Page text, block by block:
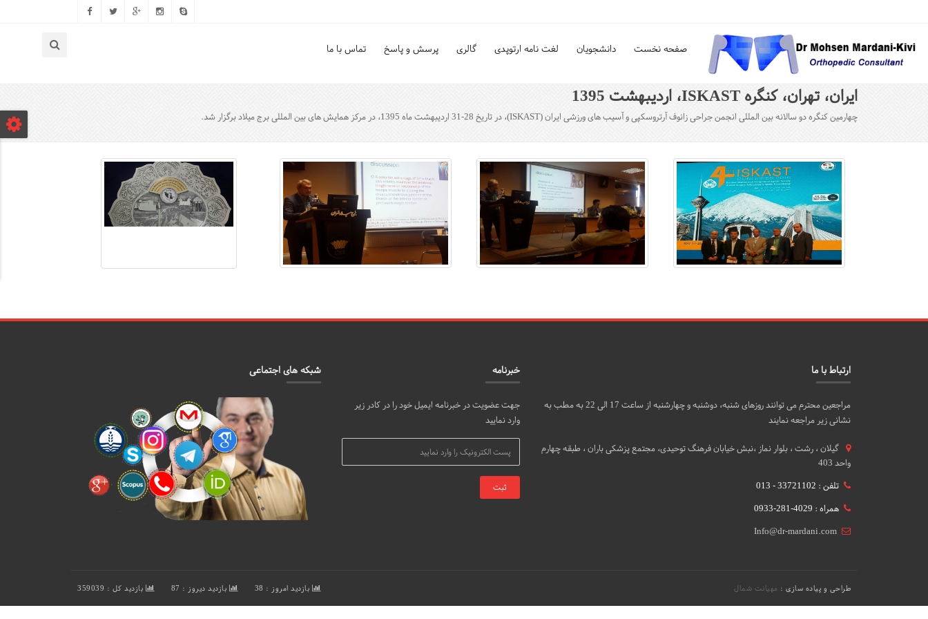
صفحه نخست دانشجویان لغت نامه ارتوپدی گالری پرسش و پاسخ تماس با ما
ایران، تهران، کنگره ISKAST، اردیبهشت 1395
چهارمین کنگره دو سالانه بین المللی انجمن جراحی زانوف آرتروسکپی و آسیب های ورزشی ایران (ISKAST)، در تاریخ 28-31 اردیبهشت ماه 1395، در مرکز همایش های بین المللی برج میلاد برگزار شد.
ارتباط با ما
مراجعین محترم می توانند روزهای شنبه، دوشنبه و چهارشنبه از ساعت 17 الی 22 به مطب به
نشانی زیر مراجعه نمایند
گيلان ، رشت ، بلوار نماز ،نبش خیابان فرهنگ توحیدی، مجتمع پزشکی باران ، طبقه چهارم
واحد 403
تلفن : 33721102 - 013
همراه : 4029-281-0933
Info@dr-mardani.com
خبرنامه
جهت عضویت در خبرنامه ایمیل خود را در کادر زیر
وارد نمایید
شبکه های اجتماعی
طراحی و پیاده سازی : مهیانت شمال بازدید امروز : 38 بازدید دیروز : 87 بازدید کل : 359039